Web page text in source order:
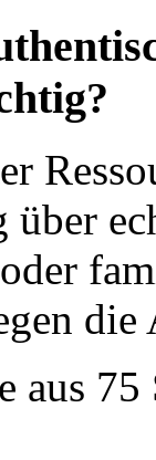
über
aus